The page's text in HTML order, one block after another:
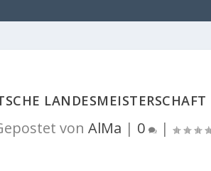
von AlMa | 0 |